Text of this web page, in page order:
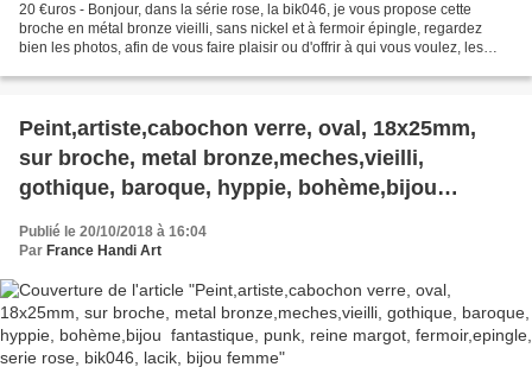
20 €uros - Bonjour, dans la série rose, la bik046, je vous propose cette
broche en métal bronze vieilli, sans nickel et à fermoir épingle, regardez
bien les photos, afin de vous faire plaisir ou d'offrir à qui vous voulez, les
Peint,artiste,cabochon verre, oval, 18x25mm,
sur broche, metal bronze,meches,vieilli,
gothique, baroque, hyppie, bohème,bijou
fantastique, punk, reine margot,
fermoir,epingle, serie rose, bik046, lacik, bijou
Publié le 20/10/2018 à 16:04
Par France Handi Art